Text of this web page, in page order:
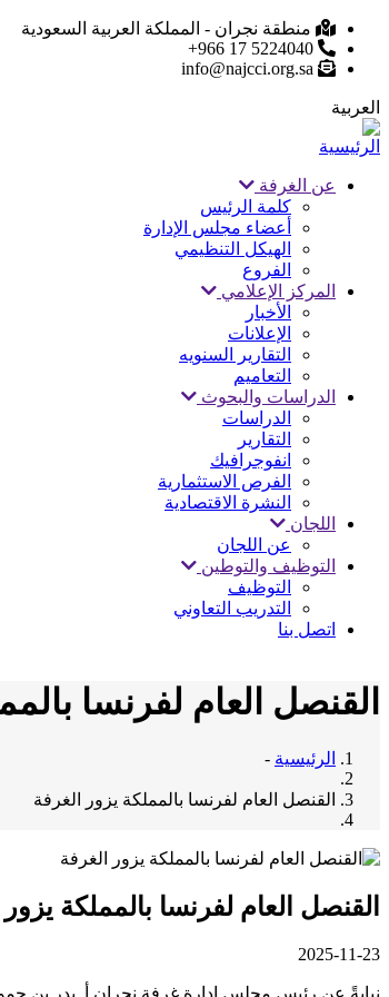
تجاوز
المحتوى
منطقة نجران - المملكة العربية السعودية
العربية
navigation
عن الغرفة
كلمة الرئيس
أعضاء مجلس الإدارة
الهيكل التنظيمي
الفروع
المركز الإعلامي
الأخبار
الإعلانات
التقارير السنويه
التعاميم
الدراسات والبحوث
الدراسات
التقارير
انفوجرافيك
الفرص الاستثمارية
النشرة الاقتصادية
اللجان
عن اللجان
التوظيف والتوطين
التوظيف
التدريب التعاوني
اتصل بنا
القنصل العام لفرنسا
الرئيسية -
القنصل العام لفرنسا بالمملكة يزور الغرفة
القنصل العام لفرنسا بالمملكة
2025-11-23
نيابةً عن رئيس مجلس إدارة غرفة نجران أ. بدر بن